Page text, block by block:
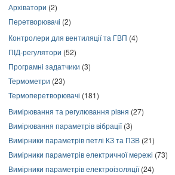
Архіватори (2)
Перетворювачі (2)
Контролери для вентиляції та ГВП (4)
ПІД-регулятори (52)
Програмні задатчики (3)
Термометри (23)
Термоперетворювачі (181)
Вимірювання та регулювання рівня (27)
Вимірювання параметрів вібрації(3)
Вимірники параметрів петлі КЗ та ПЗВ (21)
Вимірники параметрів електричної мережі (73)
Вимірники параметрів електроізоляції(24)